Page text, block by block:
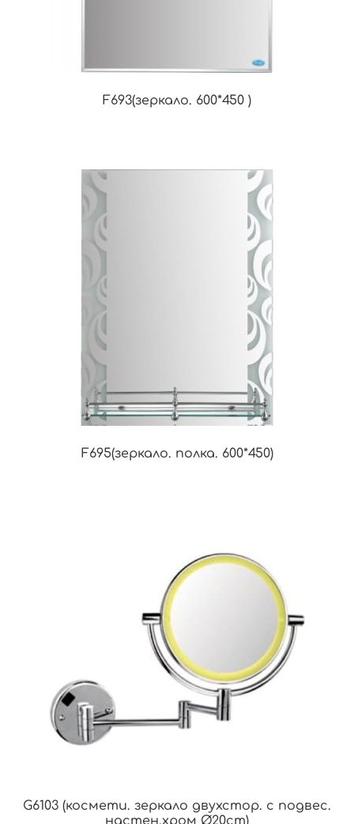
F693(зеркало. 600*450 )
F695(зеркало. полка. 600*450)
G6103 (космети. зеркало двухстор. с подвес.
настен.хром Ø20cm)